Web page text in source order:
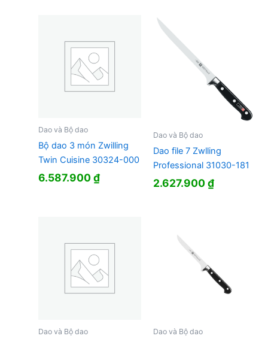
Dao và Bộ dao
Bộ dao 3 món Zwilling
Twin Cuisine 30324-000
6.587.900₫
Dao và Bộ dao
Dao file 7 Zwlling
Professional 31030-181
2.627.900₫
Dao và Bộ dao Dao và Bộ dao